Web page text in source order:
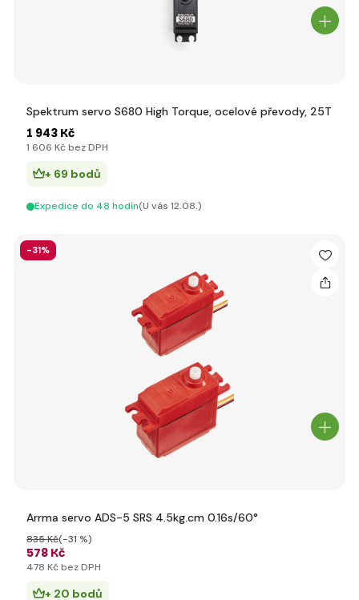
Spektrum servo S680 High Torque, ocelové převody, 25T
1 943 Kč
1 606 Kč bez DPH
+ 69 bodů
Expedice do 48 hodín(U vás 12.08.)
-31%
Arrma servo ADS-5 SRS 4.5kg.cm 0.16s/60°
578 Kč
835 Kč(-31 %)
478 Kč bez DPH
+ 20 bodů